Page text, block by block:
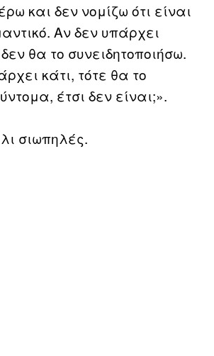
και δεν νομίζω ότι είναι
Αν δεν υπάρχει
θα το συνειδητοποιήσω.
κάτι, τότε θα το
έτσι δεν είναι;».
σιωπηλές.